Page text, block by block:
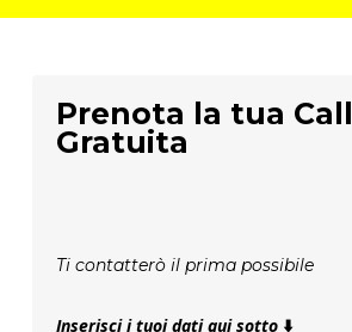
Prenota la tua Call
Gratuita
Ti contatterò il prima possibile
Inserisci i tuoi dati qui sotto ⬇️